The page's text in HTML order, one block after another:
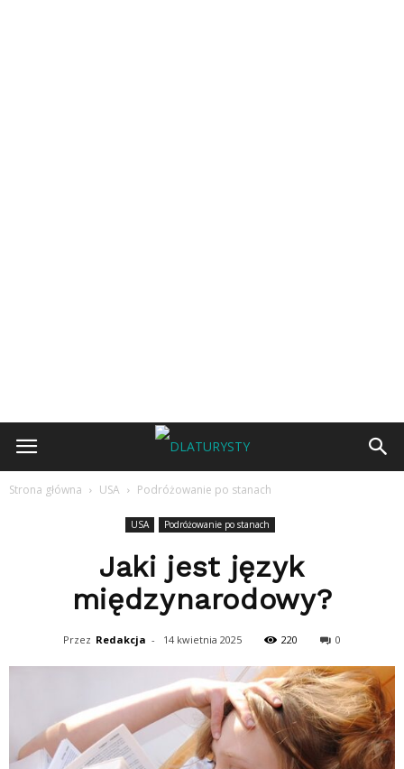
Strona główna USA Podróżowanie po stanach
USA Podróżowanie po stanach
Jaki jest język
międzynarodowy?
Przez Redakcja - 14 kwietnia 2025 220 0